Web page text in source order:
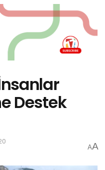
Destek
AA